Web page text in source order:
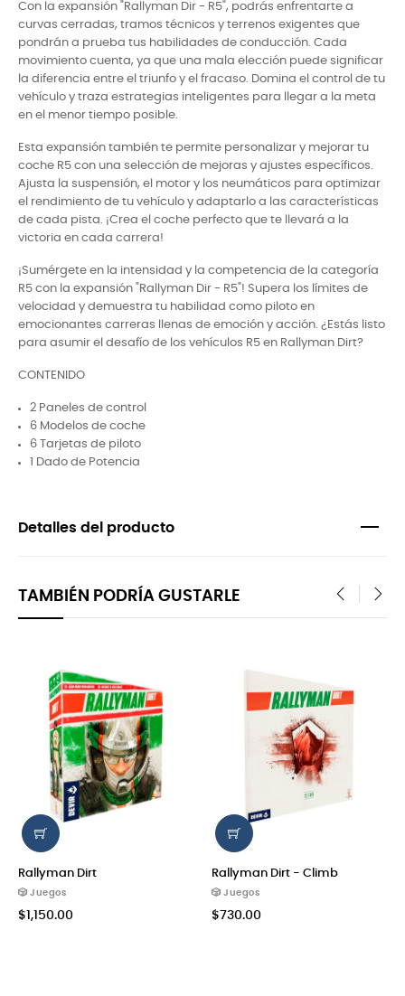
Con la expansión "Rallyman Dir - R5", podrás enfrentarte a
curvas cerradas, tramos técnicos y terrenos exigentes que
pondrán a prueba tus habilidades de conducción. Cada
movimiento cuenta, ya que una mala elección puede significar
la diferencia entre el triunfo y el fracaso. Domina el control de tu
vehículo y traza estrategias inteligentes para llegar a la meta
en el menor tiempo posible.
Esta expansión también te permite personalizar y mejorar tu
coche R5 con una selección de mejoras y ajustes específicos.
Ajusta la suspensión, el motor y los neumáticos para optimizar
el rendimiento de tu vehículo y adaptarlo a las características
de cada pista. ¡Crea el coche perfecto que te llevará a la
victoria en cada carrera!
¡Sumérgete en la intensidad y la competencia de la categoría
R5 con la expansión "Rallyman Dir - R5"! Supera los límites de
velocidad y demuestra tu habilidad como piloto en
emocionantes carreras llenas de emoción y acción. ¿Estás listo
para asumir el desafío de los vehículos R5 en Rallyman Dirt?
CONTENIDO
2 Paneles de control
6 Modelos de coche
6 Tarjetas de piloto
1 Dado de Potencia
Detalles del producto
TAMBIÉN PODRÍA GUSTARLE
Rallyman Dirt
🎲 Juegos
$1,150.00
Rallyman Dirt - Climb
🎲 Juegos
$730.00